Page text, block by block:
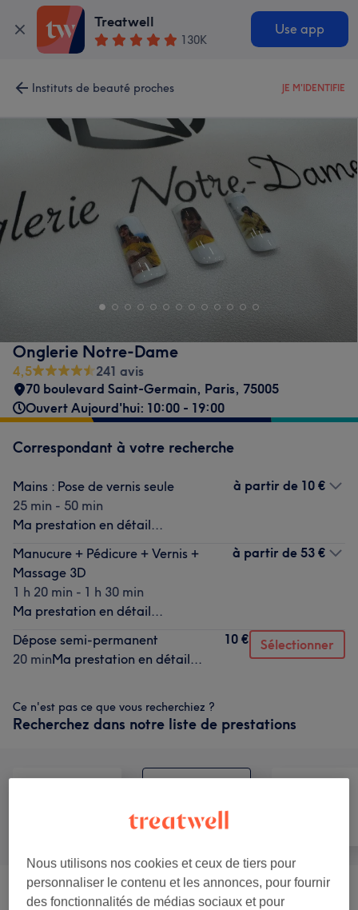
Treatwell
130K
Use app
Instituts de beauté proches JE M'IDENTIFIE
Onglerie Notre-Dame
4,5
241 avis
70 boulevard Saint-Germain, Paris, 75005
Ouvert Aujourd'hui: 10:00 - 19:00
Correspondant à votre recherche
Mains : Pose de vernis seule
25 min - 50 min
Ma prestation en détail...
à partir de 10 €
Manucure + Pédicure + Vernis +
Massage 3D
1 h 20 min - 1 h 30 min
Ma prestation en détail...
à partir de 53 €
Dépose semi-permanent
20 minMa prestation en détail...
10 € Sélectionner
Ce n'est pas ce que vous recherchiez ?
Recherchez dans notre liste de prestations
Manucure et
Beauté des pieds
Beauté Des Mains (5) à partir de 2 €
Nous utilisons nos cookies et ceux de tiers pour
personnaliser le contenu et les annonces, pour fournir
des fonctionnalités de médias sociaux et pour